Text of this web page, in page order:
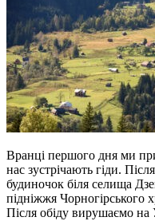
Вранці першого дня ми
нас зустрічають гіди.
будиночок біля селища
підніжжя Чорногірського
Після обіду вирушаємо на